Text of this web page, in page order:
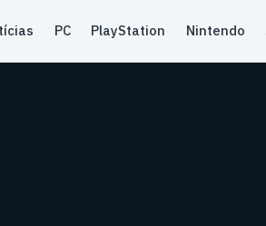
PC PlayStation Nintendo